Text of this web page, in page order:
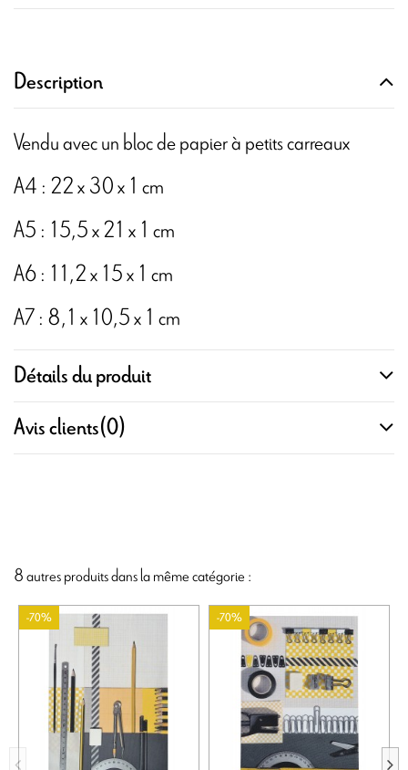
Description
Vendu avec un bloc de papier à petits carreaux
A4 : 22 x 30 x 1 cm
A5 : 15,5 x 21 x 1 cm
A6 : 11,2 x 15 x 1 cm
A7 : 8,1 x 10,5 x 1 cm
Détails du produit
Avis clients(0)
8 autres produits dans la même catégorie :
-70% -70%